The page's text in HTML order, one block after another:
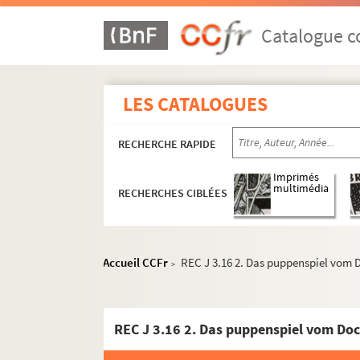
Catalogue
LES CATALOGUES
RECHERCHE RAPIDE
RECHERCHES CIBLÉES
Imprimés
multimédia
Accueil CCFr > REC J 3.16 2. Das puppenspiel
REC A 1-3. Éléments biographiques.
REC D 1-2. Correspondance [classement par
REC J 1-11. Œuvre artistique et carrière.
REC J 1.1-12. Alain Recoing interprète.
REC J 2.1-2. Créations pour la télévision.
REC J 3.2 1-7. Quatre cadavres et un
REC J 3.3 1-67. La petite clef d’or